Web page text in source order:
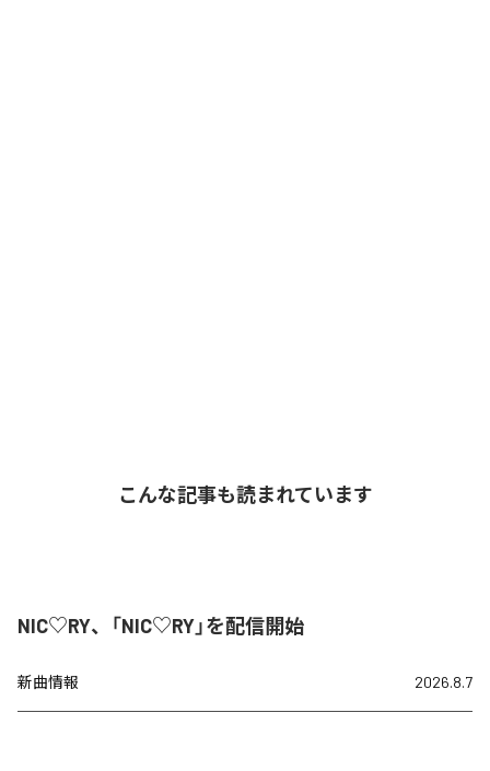
こんな記事も読まれています
NIC♡RY、「NIC♡RY」を配信開始
新曲情報 2026.8.7